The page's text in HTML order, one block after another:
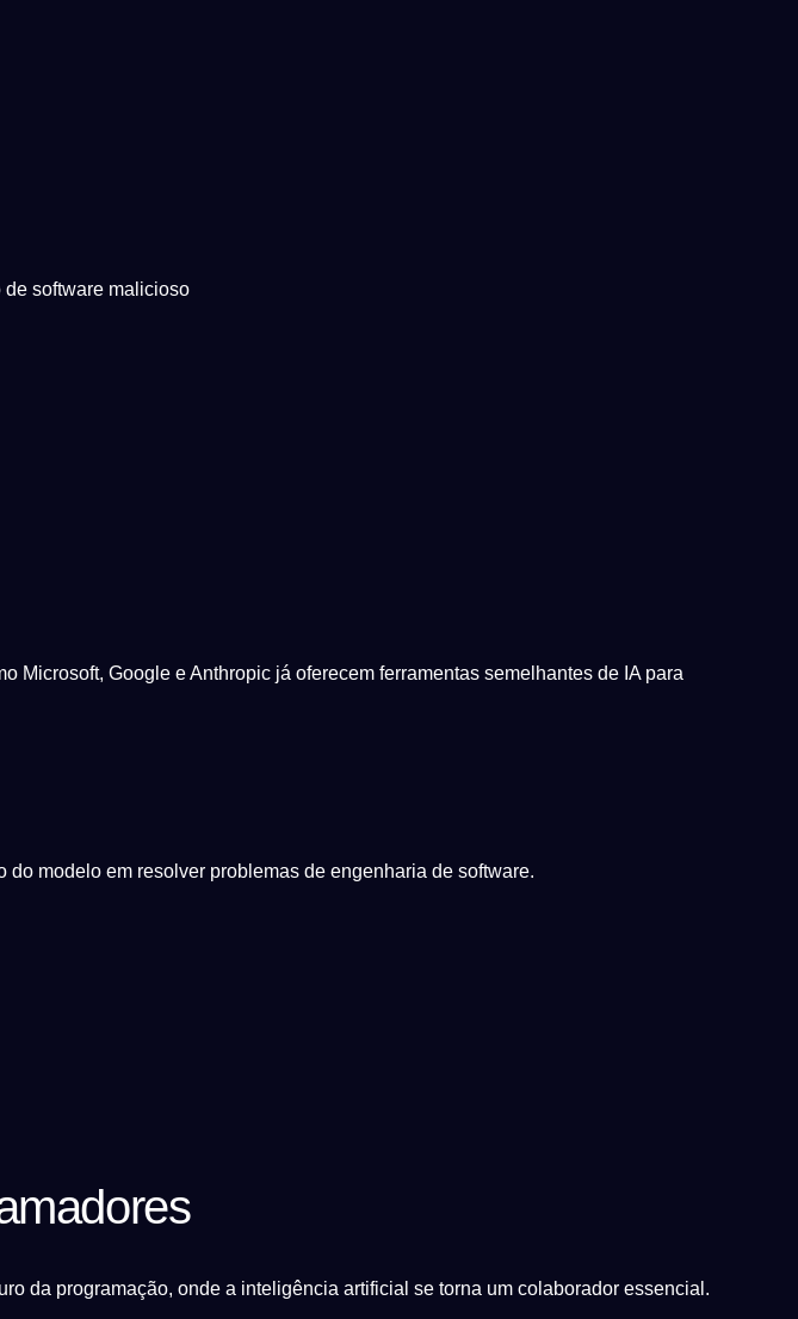
software malicioso
Microsoft, Google e Anthropic já oferecem ferramentas semelhantes de IA para
modelo em resolver problemas de engenharia de software.
da programação, onde a inteligência artificial se torna um colaborador essencial.